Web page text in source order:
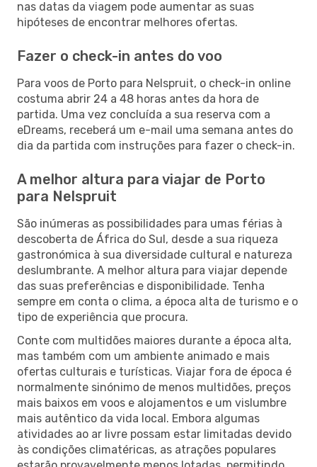
nas datas da viagem pode aumentar as suas
hipóteses de encontrar melhores ofertas.
Fazer o check-in antes do voo
Para voos de Porto para Nelspruit, o check-in online
costuma abrir 24 a 48 horas antes da hora de
partida. Uma vez concluída a sua reserva com a
eDreams, receberá um e-mail uma semana antes do
dia da partida com instruções para fazer o check-in.
A melhor altura para viajar de Porto
para Nelspruit
São inúmeras as possibilidades para umas férias à
descoberta de África do Sul, desde a sua riqueza
gastronómica à sua diversidade cultural e natureza
deslumbrante. A melhor altura para viajar depende
das suas preferências e disponibilidade. Tenha
sempre em conta o clima, a época alta de turismo e o
tipo de experiência que procura.
Conte com multidões maiores durante a época alta,
mas também com um ambiente animado e mais
ofertas culturais e turísticas. Viajar fora de época é
normalmente sinónimo de menos multidões, preços
mais baixos em voos e alojamentos e um vislumbre
mais autêntico da vida local. Embora algumas
atividades ao ar livre possam estar limitadas devido
às condições climatéricas, as atrações populares